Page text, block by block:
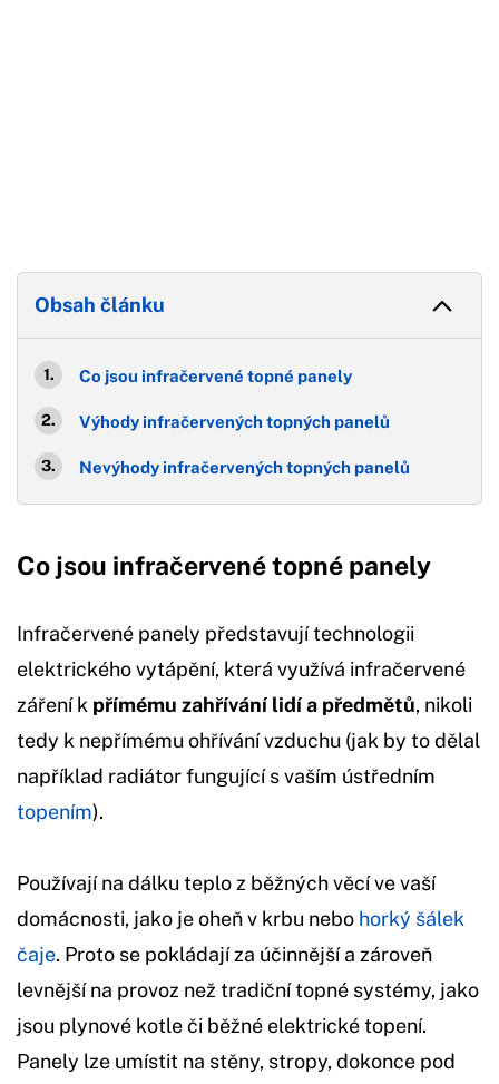
Obsah článku
Co jsou infračervené topné panely
Výhody infračervených topných panelů
Nevýhody infračervených topných panelů
Co jsou infračervené topné panely
Infračervené panely představují technologii
elektrického vytápění, která využívá infračervené
záření k přímému zahřívání lidí a předmětů, nikoli
tedy k nepřímému ohřívání vzduchu (jak by to dělal
například radiátor fungující s vaším ústředním
topením).
Používají na dálku teplo z běžných věcí ve vaší
domácnosti, jako je oheň v krbu nebo horký šálek
čaje. Proto se pokládají za účinnější a zároveň
levnější na provoz než tradiční topné systémy, jako
jsou plynové kotle či běžné elektrické topení.
Panely lze umístit na stěny, stropy, dokonce pod